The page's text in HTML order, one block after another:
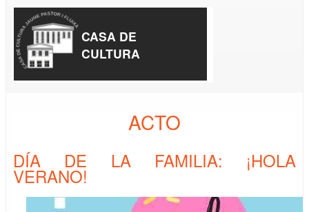
ACTO
DÍA DE LA FAMILIA: ¡HOLA
VERANO!
CASA DE
CULTURA